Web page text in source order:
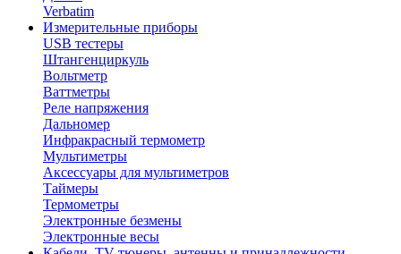
Verbatim
Измерительные приборы
USB тестеры
Штангенциркуль
Вольтметр
Ваттметры
Реле напряжения
Дальномер
Инфракрасный термометр
Мультиметры
Аксессуары для мультиметров
Таймеры
Термометры
Электронные безмены
Электронные весы